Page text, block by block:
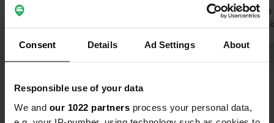
Consent Details Ad Settings About
Responsible use of your data
We and our 1022 partners process your personal data,
environ
rejoindre
retour est
Traduit par